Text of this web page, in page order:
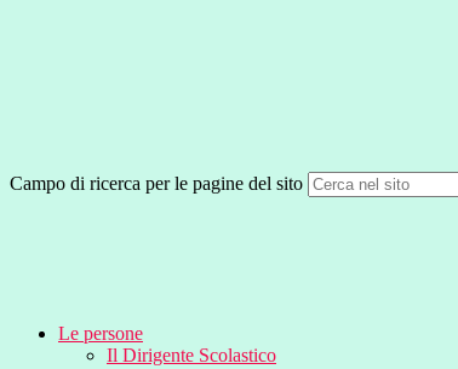
Campo di ricerca per le pagine del sito
Le persone
Il Dirigente Scolastico